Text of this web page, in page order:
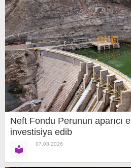
Neft Fondu Perunun aparıcı
investisiya edib
07.08.2026